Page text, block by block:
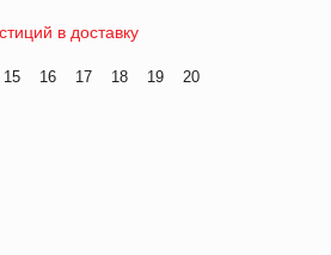
в доставку
15 16 17 18 19 20